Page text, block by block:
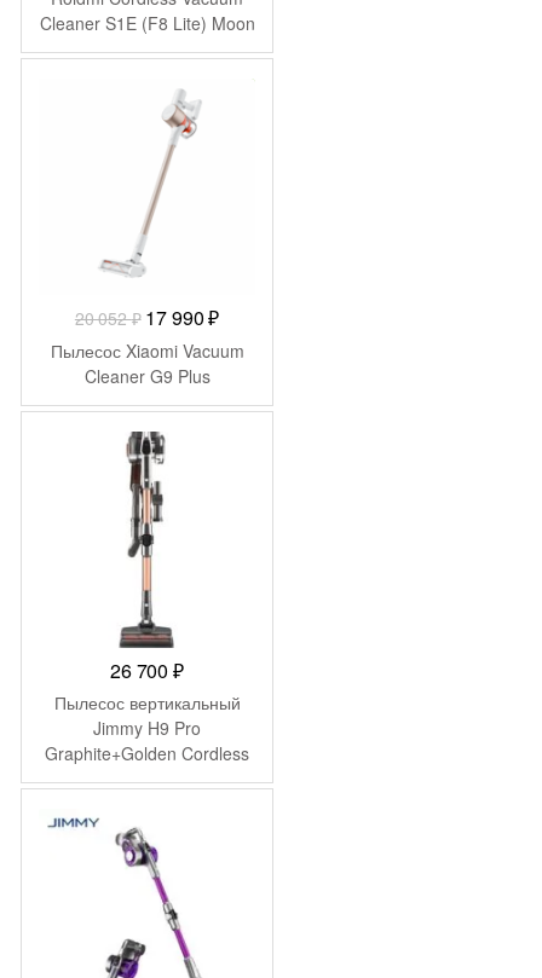
Cleaner S1E (F8 Lite) Moon
Grey
20 052₽ Первоначальная
цена
составляла
20
052 ₽.
17 990₽Текущая
цена:
990 ₽.
Пылесос Xiaomi Vacuum
Cleaner G9 Plus
26 700₽
Пылесос вертикальный
Jimmy H9 Pro
Graphite+Golden Cordless
Vacuum Cleaner with